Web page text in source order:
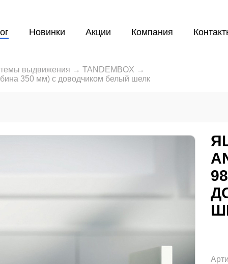
Новинки Акции Компания
выдвижения → TANDEMBOX →
350 мм) с доводчиком белый шелк